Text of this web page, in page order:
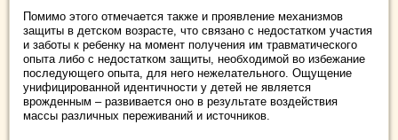
Помимо этого отмечается также и проявление механизмов
защиты в детском возрасте, что связано с недостатком участия
и заботы к ребенку на момент получения им травматического
опыта либо с недостатком защиты, необходимой во избежание
последующего опыта, для него нежелательного. Ощущение
унифицированной идентичности у детей не является
врожденным – развивается оно в результате воздействия
массы различных переживаний и источников.